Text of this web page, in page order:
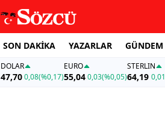
SON DAKİKA YAZARLAR GÜNDEM
DOLAR
47,700,08(%0,17)
EURO
55,04 0,03(%0,05)
STERLIN
64,19 0,01